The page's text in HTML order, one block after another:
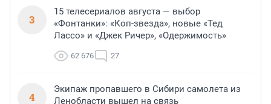
3
15 телесериалов августа — выбор
«Фонтанки»: «Коп-звезда», новые «Тед
Лассо» и «Джек Ричер», «Одержимость»
62 676 27
4
Экипаж пропавшего в Сибири самолета из
Ленобласти вышел на связь